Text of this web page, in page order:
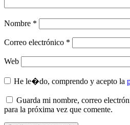
Nombre *
Correo electrónico *
Web
He le�do, comprendo y acepto la
Guarda mi nombre, correo
para la próxima vez que comente.